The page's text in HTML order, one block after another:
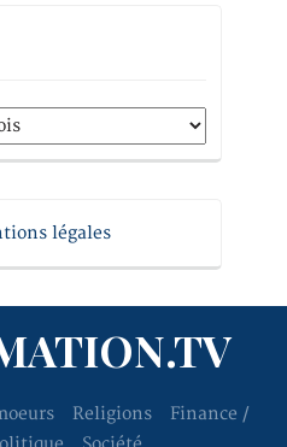
légales
Religions
Finance /